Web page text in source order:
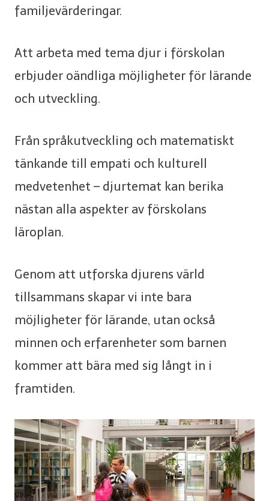
familjevärderingar.
Att arbeta med tema djur i förskolan
erbjuder oändliga möjligheter för lärande
och utveckling.
Från språkutveckling och matematiskt
tänkande till empati och kulturell
medvetenhet – djurtemat kan berika
nästan alla aspekter av förskolans
läroplan.
Genom att utforska djurens värld
tillsammans skapar vi inte bara
möjligheter för lärande, utan också
minnen och erfarenheter som barnen
kommer att bära med sig långt in i
framtiden.